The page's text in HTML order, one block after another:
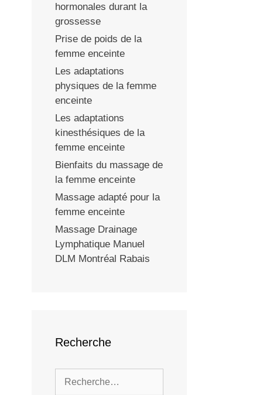
hormonales durant la
grossesse
Prise de poids de la
femme enceinte
Les adaptations
physiques de la femme
enceinte
Les adaptations
kinesthésiques de la
femme enceinte
Bienfaits du massage de
la femme enceinte
Massage adapté pour la
femme enceinte
Massage Drainage
Lymphatique Manuel
DLM Montréal Rabais
Recherche